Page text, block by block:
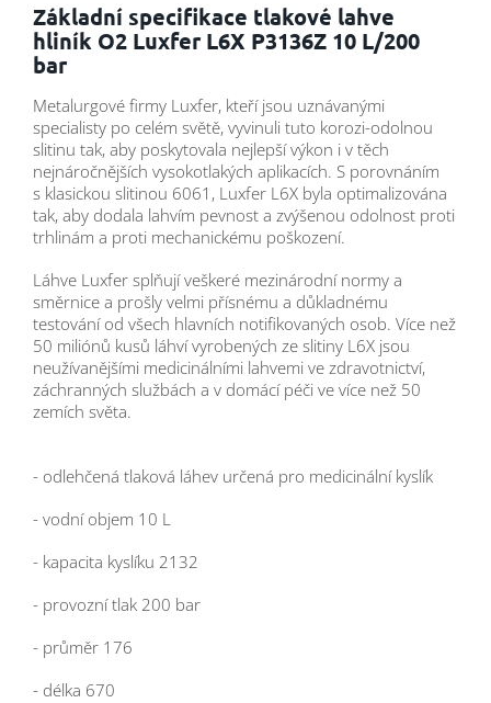
Základní specifikace tlakové lahve
hliník O2 Luxfer L6X P3136Z 10 L/200
bar
Metalurgové firmy Luxfer, kteří jsou uznávanými
specialisty po celém světě, vyvinuli tuto korozi-odolnou
slitinu tak, aby poskytovala nejlepší výkon i v těch
nejnáročnějších vysokotlakých aplikacích. S porovnáním
s klasickou slitinou 6061, Luxfer L6X byla optimalizována
tak, aby dodala lahvím pevnost a zvýšenou odolnost proti
trhlinám a proti mechanickému poškození.
Láhve Luxfer splňují veškeré mezinárodní normy a
směrnice a prošly velmi přísnému a důkladnému
testování od všech hlavních notifikovaných osob. Více než
50 miliónů kusů láhví vyrobených ze slitiny L6X jsou
neužívanějšími medicinálními lahvemi ve zdravotnictví,
záchranných službách a v domácí péči ve více než 50
zemích světa.
- odlehčená tlaková láhev určená pro medicinální kyslík
- vodní objem 10 L
- kapacita kyslíku 2132
- provozní tlak 200 bar
- průměr 176
- délka 670